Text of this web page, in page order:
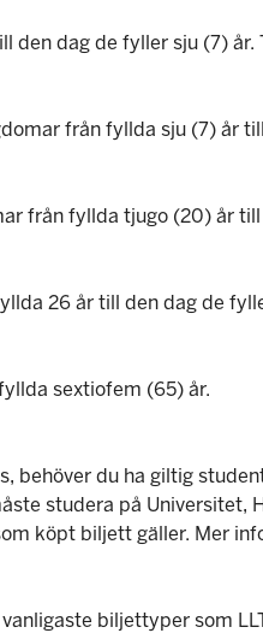
den dag de fyller sju (7)
från fyllda sju (7) år
från fyllda tjugo (20) år
26 år till den dag de
sextiofem (65) år.
behöver du ha giltig
studera på Universitet,
köpt biljett gäller. Mer
biljettyper som